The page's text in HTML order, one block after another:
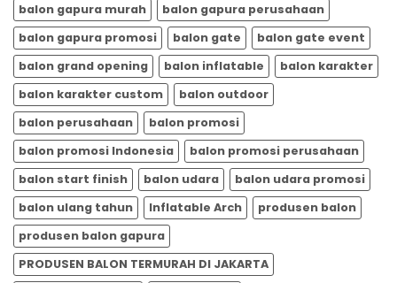
balon gapura murah
balon gapura perusahaan
balon gapura promosi
balon gate
balon gate event
balon grand opening
balon inflatable
balon karakter
balon karakter custom
balon outdoor
balon perusahaan
balon promosi
balon promosi Indonesia
balon promosi perusahaan
balon start finish
balon udara
balon udara promosi
balon ulang tahun
Inflatable Arch
produsen balon
produsen balon gapura
PRODUSEN BALON TERMURAH DI JAKARTA